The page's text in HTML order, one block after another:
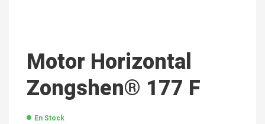
Motor Horizontal
Zongshen® 177 F
En Stock